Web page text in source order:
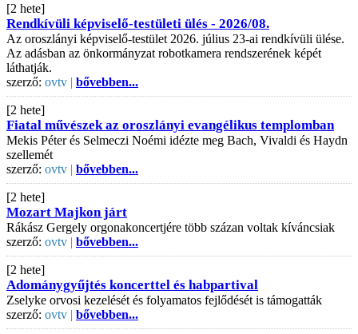
[2 hete]
Rendkívüli képviselő-testületi ülés - 2026/08.
Az oroszlányi képviselő-testület 2026. július 23-ai rendkívüli ülése.
Az adásban az önkormányzat robotkamera rendszerének képét
láthatják.
szerző: ovtv | bővebben...
[2 hete]
Fiatal művészek az oroszlányi evangélikus templomban
Mekis Péter és Selmeczi Noémi idézte meg Bach, Vivaldi és Haydn
szellemét
szerző: ovtv | bővebben...
[2 hete]
Mozart Majkon járt
Rákász Gergely orgonakoncertjére több százan voltak kíváncsiak
szerző: ovtv | bővebben...
[2 hete]
Adománygyűjtés koncerttel és habpartival
Zselyke orvosi kezelését és folyamatos fejlődését is támogatták
szerző: ovtv | bővebben...